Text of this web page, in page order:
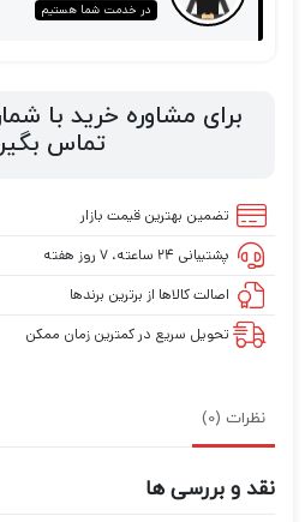
در خدمت شما هستیم
برای مشاوره خرید با
تماس
تضمین بهترین قیمت بازار
پشتیبانی ۲۴ ساعته، ۷ روز هفته
اصالت کالاها از برترین برندها
تحویل سریع در کمترین زمان ممکن
نظرات (0)
نقد و بررسی ها